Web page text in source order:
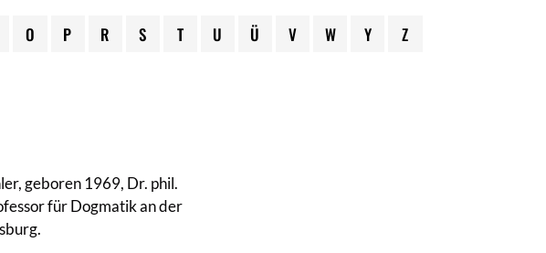
O P R S T U Ü V W Y Z
geboren 1969, Dr. phil.
für Dogmatik an der